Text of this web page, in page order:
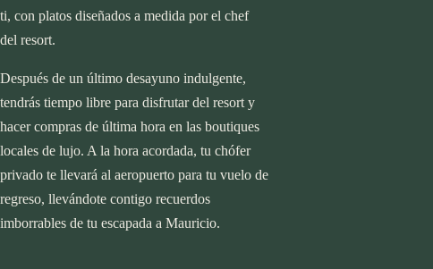
ti, con platos diseñados a medida por el chef
del resort.
Después de un último desayuno indulgente,
tendrás tiempo libre para disfrutar del resort y
hacer compras de última hora en las boutiques
locales de lujo. A la hora acordada, tu chófer
privado te llevará al aeropuerto para tu vuelo de
regreso, llevándote contigo recuerdos
imborrables de tu escapada a Mauricio.